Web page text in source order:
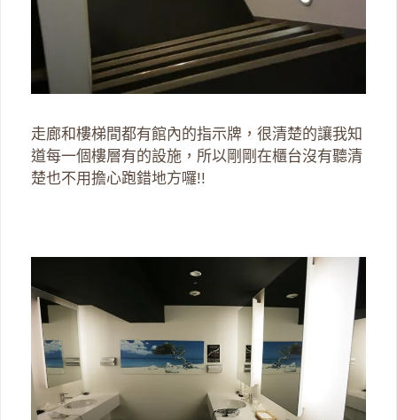
走廊和樓梯間都有館內的指示牌，很清楚的讓我知
道每一個樓層有的設施，所以剛剛在櫃台沒有聽清
楚也不用擔心跑錯地方囉!!